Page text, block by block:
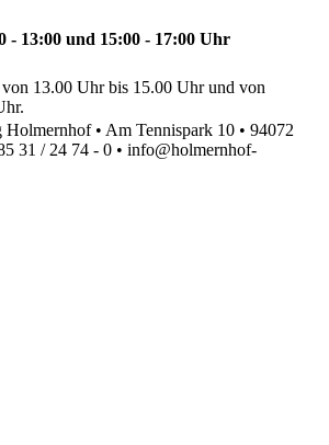
- 13:00 und 15:00 - 17:00 Uhr
von 13.00 Uhr bis 15.00 Uhr und von
• Am Tennispark 10 • 94072
31 / 24 74 - 0 • info@holmernhof-